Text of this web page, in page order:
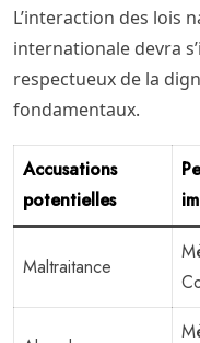
L’interaction des lois
internationale devra
respectueux de la
fondamentaux.
Accusations
potentielles
Maltraitance